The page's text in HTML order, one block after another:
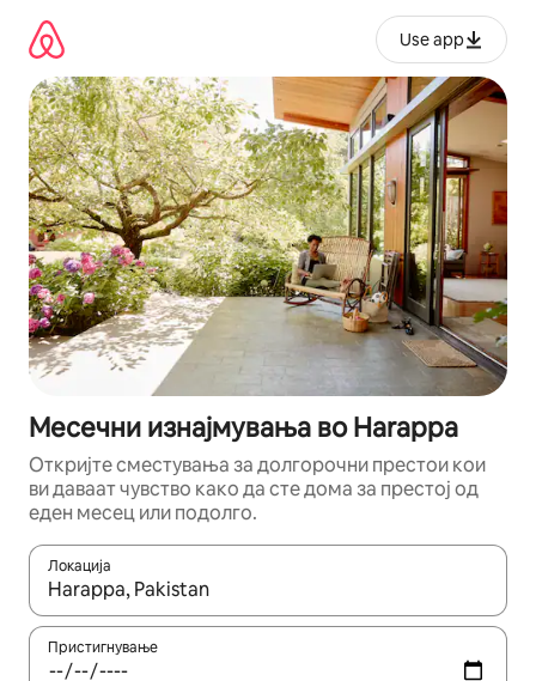
содржина
Use app
Месечни изнајмувања во Harappa
Откријте сместувања за долгорочни престои кои
ви даваат чувство како да сте дома за престој од
еден месец или подолго.
Локација
Кога резултатите се достапни, движете се со копчињата
Пристигнување